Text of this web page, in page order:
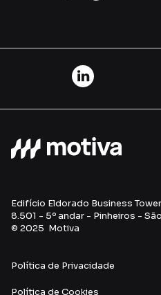
Edifício Eldorado Business
8.501 - 5º andar - Pinheiros -
© 2025 Motiva
Política de Privacidade
Política de Cookies